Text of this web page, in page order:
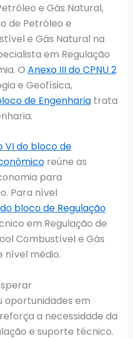
e Gás Natural,
de Petróleo e
e Gás Natural na
em Regulação
O Anexo III do CPNU 2
e Geofísica,
de Engenhariatrata
VI do bloco de
reúne as
para
Para nível
bloco de Regulação
em Regulação de
Combustível e Gás
nível médio.
oportunidades em
a necessidade da
e suporte técnico.